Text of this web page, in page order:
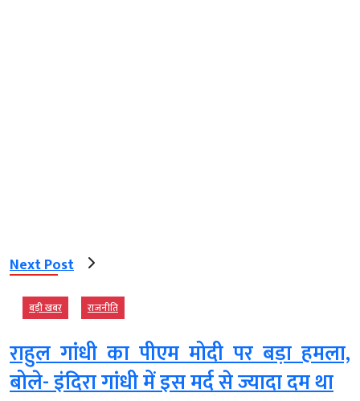
Next Post
बड़ी खबर राजनीति
राहुल गांधी का पीएम मोदी पर बड़ा हमला,
बोले- इंदिरा गांधी में इस मर्द से ज्यादा दम था